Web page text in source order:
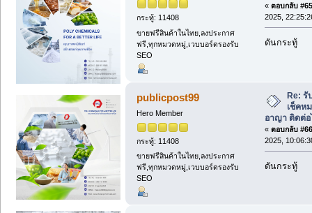
กระทู้: 11408
ขายฟรีสินค้าในไทย,ลงประกาศ
ฟรี,ทุกหมวดหมู่,เวบบอร์ดรองรับ
SEO
« ตอบกลับ
2025,
ดันกระทู้
publicpost99
Hero Member
กระทู้: 11408
ขายฟรีสินค้าในไทย,ลงประกาศ
ฟรี,ทุกหมวดหมู่,เวบบอร์ดรองรับ
SEO
Re: รั
เช็คห
อาญา ติดต่อ
« ตอบกลับ
2025,
ดันกระทู้